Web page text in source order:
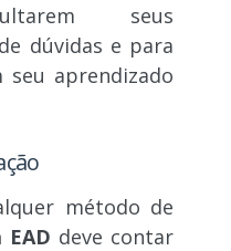
seus
dúvidas e para
seu aprendizado
método de
deve contar